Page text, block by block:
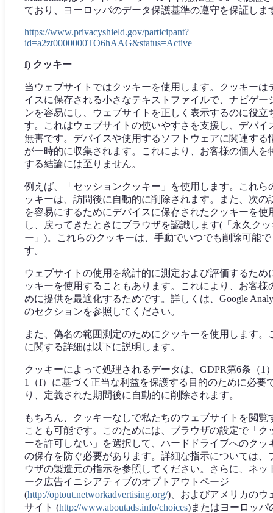
ており、ヨーロッパのデータ保護基準の遵守を保証しま
https://www.privacyshield.gov/participant?
id=a2zt0000000TO6hAAG&status=Active
f) クッキー
当ウェブサイトではクッキーを使用します。クッキーは
イスに保存される小さなテキストファイルで、ナビゲー
ンを容易にし、ウェブサイトを正しく表示するのに役立
す。これはウェブサイトの使いやすさを支援し、デバイ
無害です。デバイスや使用するソフトウェアに関連する
が一時的に収集されます。これにより、お客様の個人を
する結論には至りません。
例えば、「セッションクッキー」を使用します。これら
ッキーは、訪問後に自動的に削除されます。また、次の
を容易にするためにデバイスに保存されたクッキーを使
し、戻ってきたときにブラウザを認識します(「永久クッ
ー」)。これらのクッキーは、手動でいつでも削除可能で
す。
ウェブサイトの使用を統計的に測定および評価するため
ッキーを使用することもあります。これにより、お客様
めに提供を最適化するためです。詳しくは、Google
のセクションを参照してください。
また、偽名の範囲測定のためにクッキーを使用します。
に関する詳細は以下に説明します。
クッキーによって処理されるデータは、GDPR第6条（1
1（f）に基づく正当な利益を保護する目的のために必要
り、定義された期間後に自動的に削除されます。
もちろん、クッキーなしで私たちのウェブサイトを閲覧
ことも可能です。このためには、ブラウザの設定で「ク
ーを許可しない」を選択して、ハードドライブへのクッ
の保存を防ぐ必要があります。詳細な指示については、
ウザの製造元の指示を参照してください。さらに、ネッ
ーク広告イニシアティブのオプトアウトページ
(http://optout.networkadvertising.org/)、およびアメリカのウ
サイト (http://www.aboutads.info/choices)またはヨーロッパ